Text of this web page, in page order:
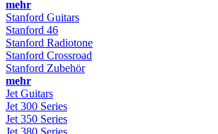
mehr
Stanford Guitars
Stanford 46
Stanford Radiotone
Stanford Crossroad
Stanford Zubehör
mehr
Jet Guitars
Jet 300 Series
Jet 350 Series
Jet 380 Series